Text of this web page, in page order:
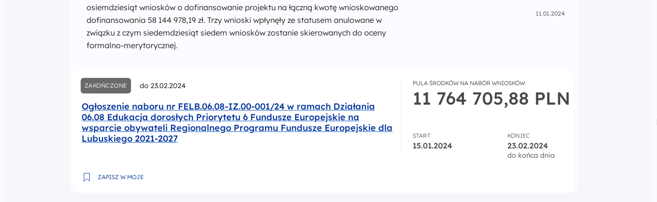
osiemdziesiąt wniosków o dofinansowanie projektu na łączną kwotę wnioskowanego
dofinansowania 58 144 978,19 zł. Trzy wnioski wpłynęły ze statusem anulowane w
związku z czym siedemdziesiąt siedem wniosków zostanie skierowanych do oceny
formalno-merytorycznej.
11.01.2024
ZAKOŃCZONE do 23.02.2024
Ogłoszenie naboru nr FELB.06.08-IZ.00-001/24 w ramach Działania
06.08 Edukacja dorosłych Priorytetu 6 Fundusze Europejskie na
wsparcie obywateli Regionalnego Programu Fundusze Europejskie dla
Lubuskiego 2021-2027
PULA ŚRODKÓW NA NABÓR WNIOSKÓW
11 764 705,88 PLN
START
15.01.2024
KONIEC
23.02.2024
do końca dnia
ZAPISZ W MOJE
Ogłoszenie naboru nr FELB.06.08-IZ.00-001/24 w ramach Działania 06.08 Edukacja dorosłych Priorytetu 6 Fundusze Europejskie na wsparcie obywateli